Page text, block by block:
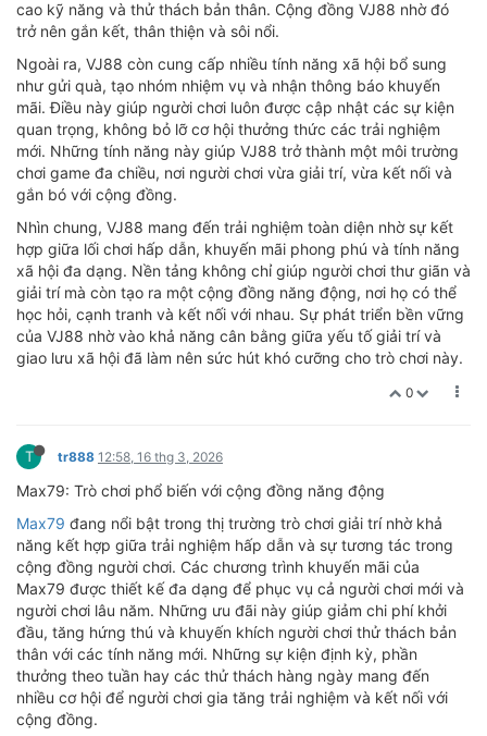
cao kỹ năng và thử thách bản thân. Cộng đồng VJ88 nhờ đó
trở nên gắn kết, thân thiện và sôi nổi.
Ngoài ra, VJ88 còn cung cấp nhiều tính năng xã hội bổ sung
như gửi quà, tạo nhóm nhiệm vụ và nhận thông báo khuyến
mãi. Điều này giúp người chơi luôn được cập nhật các sự kiện
quan trọng, không bỏ lỡ cơ hội thưởng thức các trải nghiệm
mới. Những tính năng này giúp VJ88 trở thành một môi trường
chơi game đa chiều, nơi người chơi vừa giải trí, vừa kết nối và
gắn bó với cộng đồng.
Nhìn chung, VJ88 mang đến trải nghiệm toàn diện nhờ sự kết
hợp giữa lối chơi hấp dẫn, khuyến mãi phong phú và tính năng
xã hội đa dạng. Nền tảng không chỉ giúp người chơi thư giãn và
giải trí mà còn tạo ra một cộng đồng năng động, nơi họ có thể
học hỏi, cạnh tranh và kết nối với nhau. Sự phát triển bền vững
của VJ88 nhờ vào khả năng cân bằng giữa yếu tố giải trí và
giao lưu xã hội đã làm nên sức hút khó cưỡng cho trò chơi này.
0
T tr888 12:58, 16 thg 3, 2026
Max79: Trò chơi phổ biến với cộng đồng năng động
Max79 đang nổi bật trong thị trường trò chơi giải trí nhờ khả
năng kết hợp giữa trải nghiệm hấp dẫn và sự tương tác trong
cộng đồng người chơi. Các chương trình khuyến mãi của
Max79 được thiết kế đa dạng để phục vụ cả người chơi mới và
người chơi lâu năm. Những ưu đãi này giúp giảm chi phí khởi
đầu, tăng hứng thú và khuyến khích người chơi thử thách bản
thân với các tính năng mới. Những sự kiện định kỳ, phần
thưởng theo tuần hay các thử thách hàng ngày mang đến
nhiều cơ hội để người chơi gia tăng trải nghiệm và kết nối với
cộng đồng.